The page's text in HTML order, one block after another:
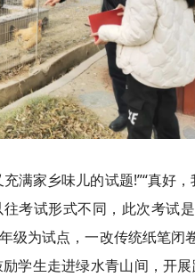
满家乡味儿的试题!”“真好
考试形式不同，此次考试
级为试点，一改传统纸笔闭
学生走进绿水青山间，开